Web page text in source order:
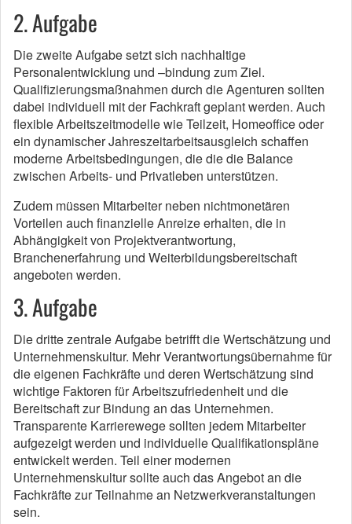
2. Aufgabe
Die zweite Aufgabe setzt sich nachhaltige
Personalentwicklung und –bindung zum Ziel.
Qualifizierungsmaßnahmen durch die Agenturen sollten
dabei individuell mit der Fachkraft geplant werden. Auch
flexible Arbeitszeitmodelle wie Teilzeit, Homeoffice oder
ein dynamischer Jahreszeitarbeitsausgleich schaffen
moderne Arbeitsbedingungen, die die die Balance
zwischen Arbeits- und Privatleben unterstützen.
Zudem müssen Mitarbeiter neben nichtmonetären
Vorteilen auch finanzielle Anreize erhalten, die in
Abhängigkeit von Projektverantwortung,
Branchenerfahrung und Weiterbildungsbereitschaft
angeboten werden.
3. Aufgabe
Die dritte zentrale Aufgabe betrifft die Wertschätzung und
Unternehmenskultur. Mehr Verantwortungsübernahme für
die eigenen Fachkräfte und deren Wertschätzung sind
wichtige Faktoren für Arbeitszufriedenheit und die
Bereitschaft zur Bindung an das Unternehmen.
Transparente Karrierewege sollten jedem Mitarbeiter
aufgezeigt werden und individuelle Qualifikationspläne
entwickelt werden. Teil einer modernen
Unternehmenskultur sollte auch das Angebot an die
Fachkräfte zur Teilnahme an Netzwerkveranstaltungen
sein.